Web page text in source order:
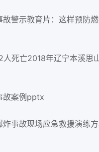
故案例pptx
炸事故现场应急救援演练